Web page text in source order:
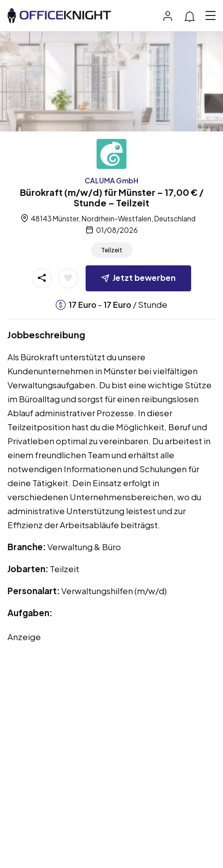
CALUMA GmbH
Bürokraft (m/w/d) für Münster – 17,00 € /
Stunde – Teilzeit
48143 Münster, Nordrhein-Westfalen, Deutschland
01/08/2026
Teilzeit
Jetzt bewerben
17 Euro -17 Euro / Stunde
Jobbeschreibung
Als Bürokraft unterstützt du unsere
Kundenunternehmen in Münster bei vielfältigen
Verwaltungsaufgaben. Du bist eine wichtige Stütze
im Büroalltag und sorgst für einen reibungslosen
Ablauf administrativer Prozesse. In dieser
Teilzeitposition hast du die Möglichkeit, Beruf und
Privatleben optimal zu vereinbaren. Du arbeitest in
einem freundlichen Team und erhältst alle
notwendigen Informationen und Schulungen für
deine Tätigkeit. Dein Einsatz erfolgt in
verschiedenen Unternehmensbereichen, wo du
administrative Unterstützung leistest und zur
Effizienz der Arbeitsabläufe beiträgst.
Branche:Verwaltung & Büro
Jobarten: Teilzeit
Personalart:Verwaltungshilfen (m/w/d)
Aufgaben:
Anzeige